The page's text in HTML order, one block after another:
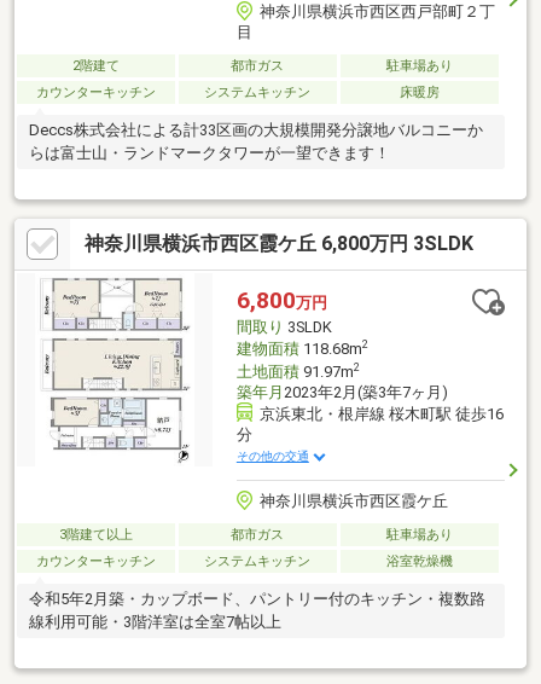
神奈川県横浜市西区西戸部町２丁
目
2階建て 都市ガス
駐車場あり
カウンターキッチン
システムキッチン 床暖房
Deccs株式会社による計33区画の大規模開発分譲地バルコニーか
らは富士山・ランドマークタワーが一望できます！
神奈川県横浜市西区霞ケ丘 6,800万円 3SLDK
6,800万円
間取り 3SLDK
建物面積118.68m2
土地面積91.97m2
築年月 2023年2月(築3年7ヶ月)
京浜東北・根岸線 桜木町駅 徒歩16
分
その他の交通
神奈川県横浜市西区霞ケ丘
3階建て以上 都市ガス
駐車場あり
カウンターキッチン
システムキッチン 浴室乾燥機
令和5年2月築・カップボード、パントリー付のキッチン・複数路
線利用可能・3階洋室は全室7帖以上